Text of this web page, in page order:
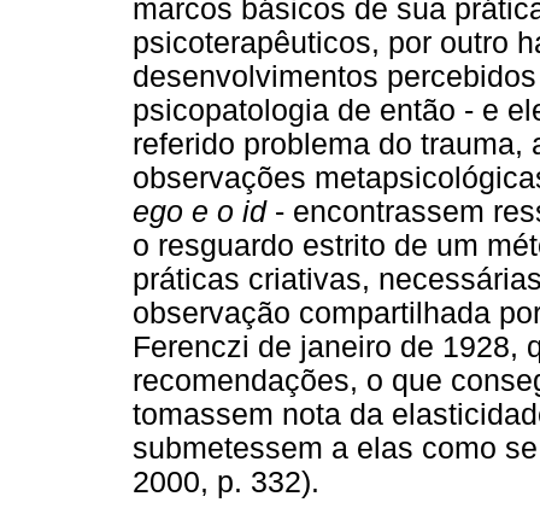
marcos básicos de sua
psicoterapêuticos, por outro
desenvolvimentos
psicopatologia de então - e
referido problema do
observações
ego e o id- encontrassem
o resguardo estrito de um
práticas criativas,
observação compartilhada
Ferenczi de janeiro de 1928,
recomendações, o que
tomassem nota da
submetessem a elas como
2000, p. 332).